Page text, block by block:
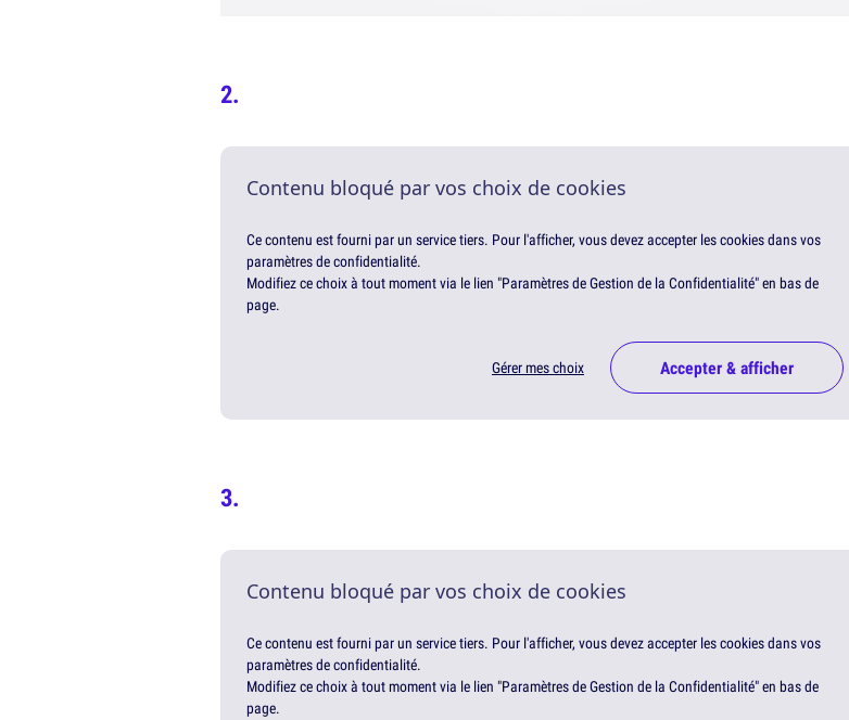
Contenu bloqué par vos choix de cookies
Ce contenu est fourni par un service tiers. Pour l'afficher, vous devez accepter les cookies dans vos
paramètres de confidentialité.
Modifiez ce choix à tout moment via le lien "Paramètres de Gestion de la Confidentialité" en bas de
page.
Gérer mes choix Accepter & afficher
Contenu bloqué par vos choix de cookies
Ce contenu est fourni par un service tiers. Pour l'afficher, vous devez accepter les cookies dans vos
paramètres de confidentialité.
Modifiez ce choix à tout moment via le lien "Paramètres de Gestion de la Confidentialité" en bas de
page.